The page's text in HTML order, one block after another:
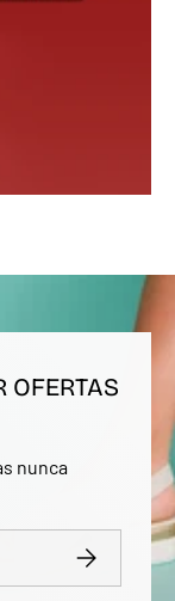
OFERTAS
nunca
SUSCRIBIRSE